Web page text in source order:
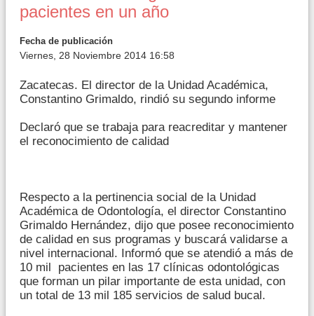
pacientes en un año
Fecha de publicación
Viernes, 28 Noviembre 2014 16:58
Zacatecas. El director de la Unidad Académica,
Constantino Grimaldo, rindió su segundo informe
Declaró que se trabaja para reacreditar y mantener
el reconocimiento de calidad
Respecto a la pertinencia social de la Unidad
Académica de Odontología, el director Constantino
Grimaldo Hernández, dijo que posee reconocimiento
de calidad en sus programas y buscará validarse a
nivel internacional. Informó que se atendió a más de
10 mil pacientes en las 17 clínicas odontológicas
que forman un pilar importante de esta unidad, con
un total de 13 mil 185 servicios de salud bucal.